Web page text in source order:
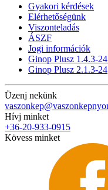
Gyakori kérdések
Elérhetőségünk
Viszonteladás
ÁSZF
Jogi információk
Ginop Plusz 1.4.3-
Ginop Plusz 2.1.3-24
Üzenj nekünk
Hívj minket
+36-20-933-0915
Kövess minket